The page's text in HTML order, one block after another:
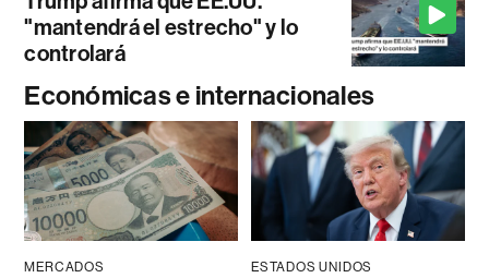
"mantendrá el estrecho" y lo
controlará
Económicas e internacionales
MERCADOS ESTADOS UNIDOS